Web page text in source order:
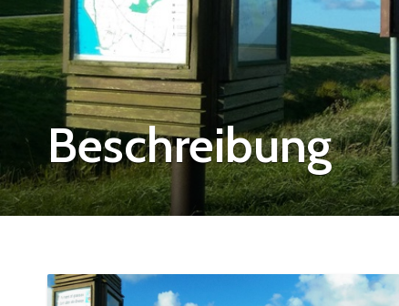
Beschreibung